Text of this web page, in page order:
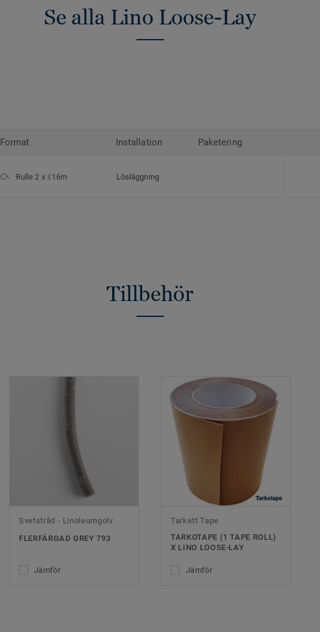
Se alla Lino Loose-Lay
Format Installation Paketering
Rulle 2 x ≤16m Lösläggning
Tillbehör
Svetstråd - Linoleumgolv
FLERFÄRGAD GREY 793
Jämför
Tarkett Tape
TARKOTAPE (1 TAPE ROLL)
X LINO LOOSE-LAY
Jämför